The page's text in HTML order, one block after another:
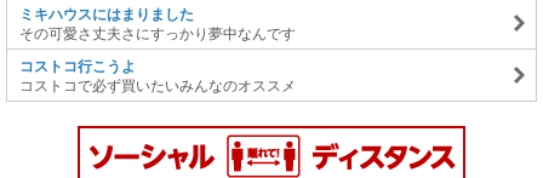
ミキハウスにはまりました
その可愛さ丈夫さにすっかり夢中なんです
コストコ行こうよ
コストコで必ず買いたいみんなのオススメ